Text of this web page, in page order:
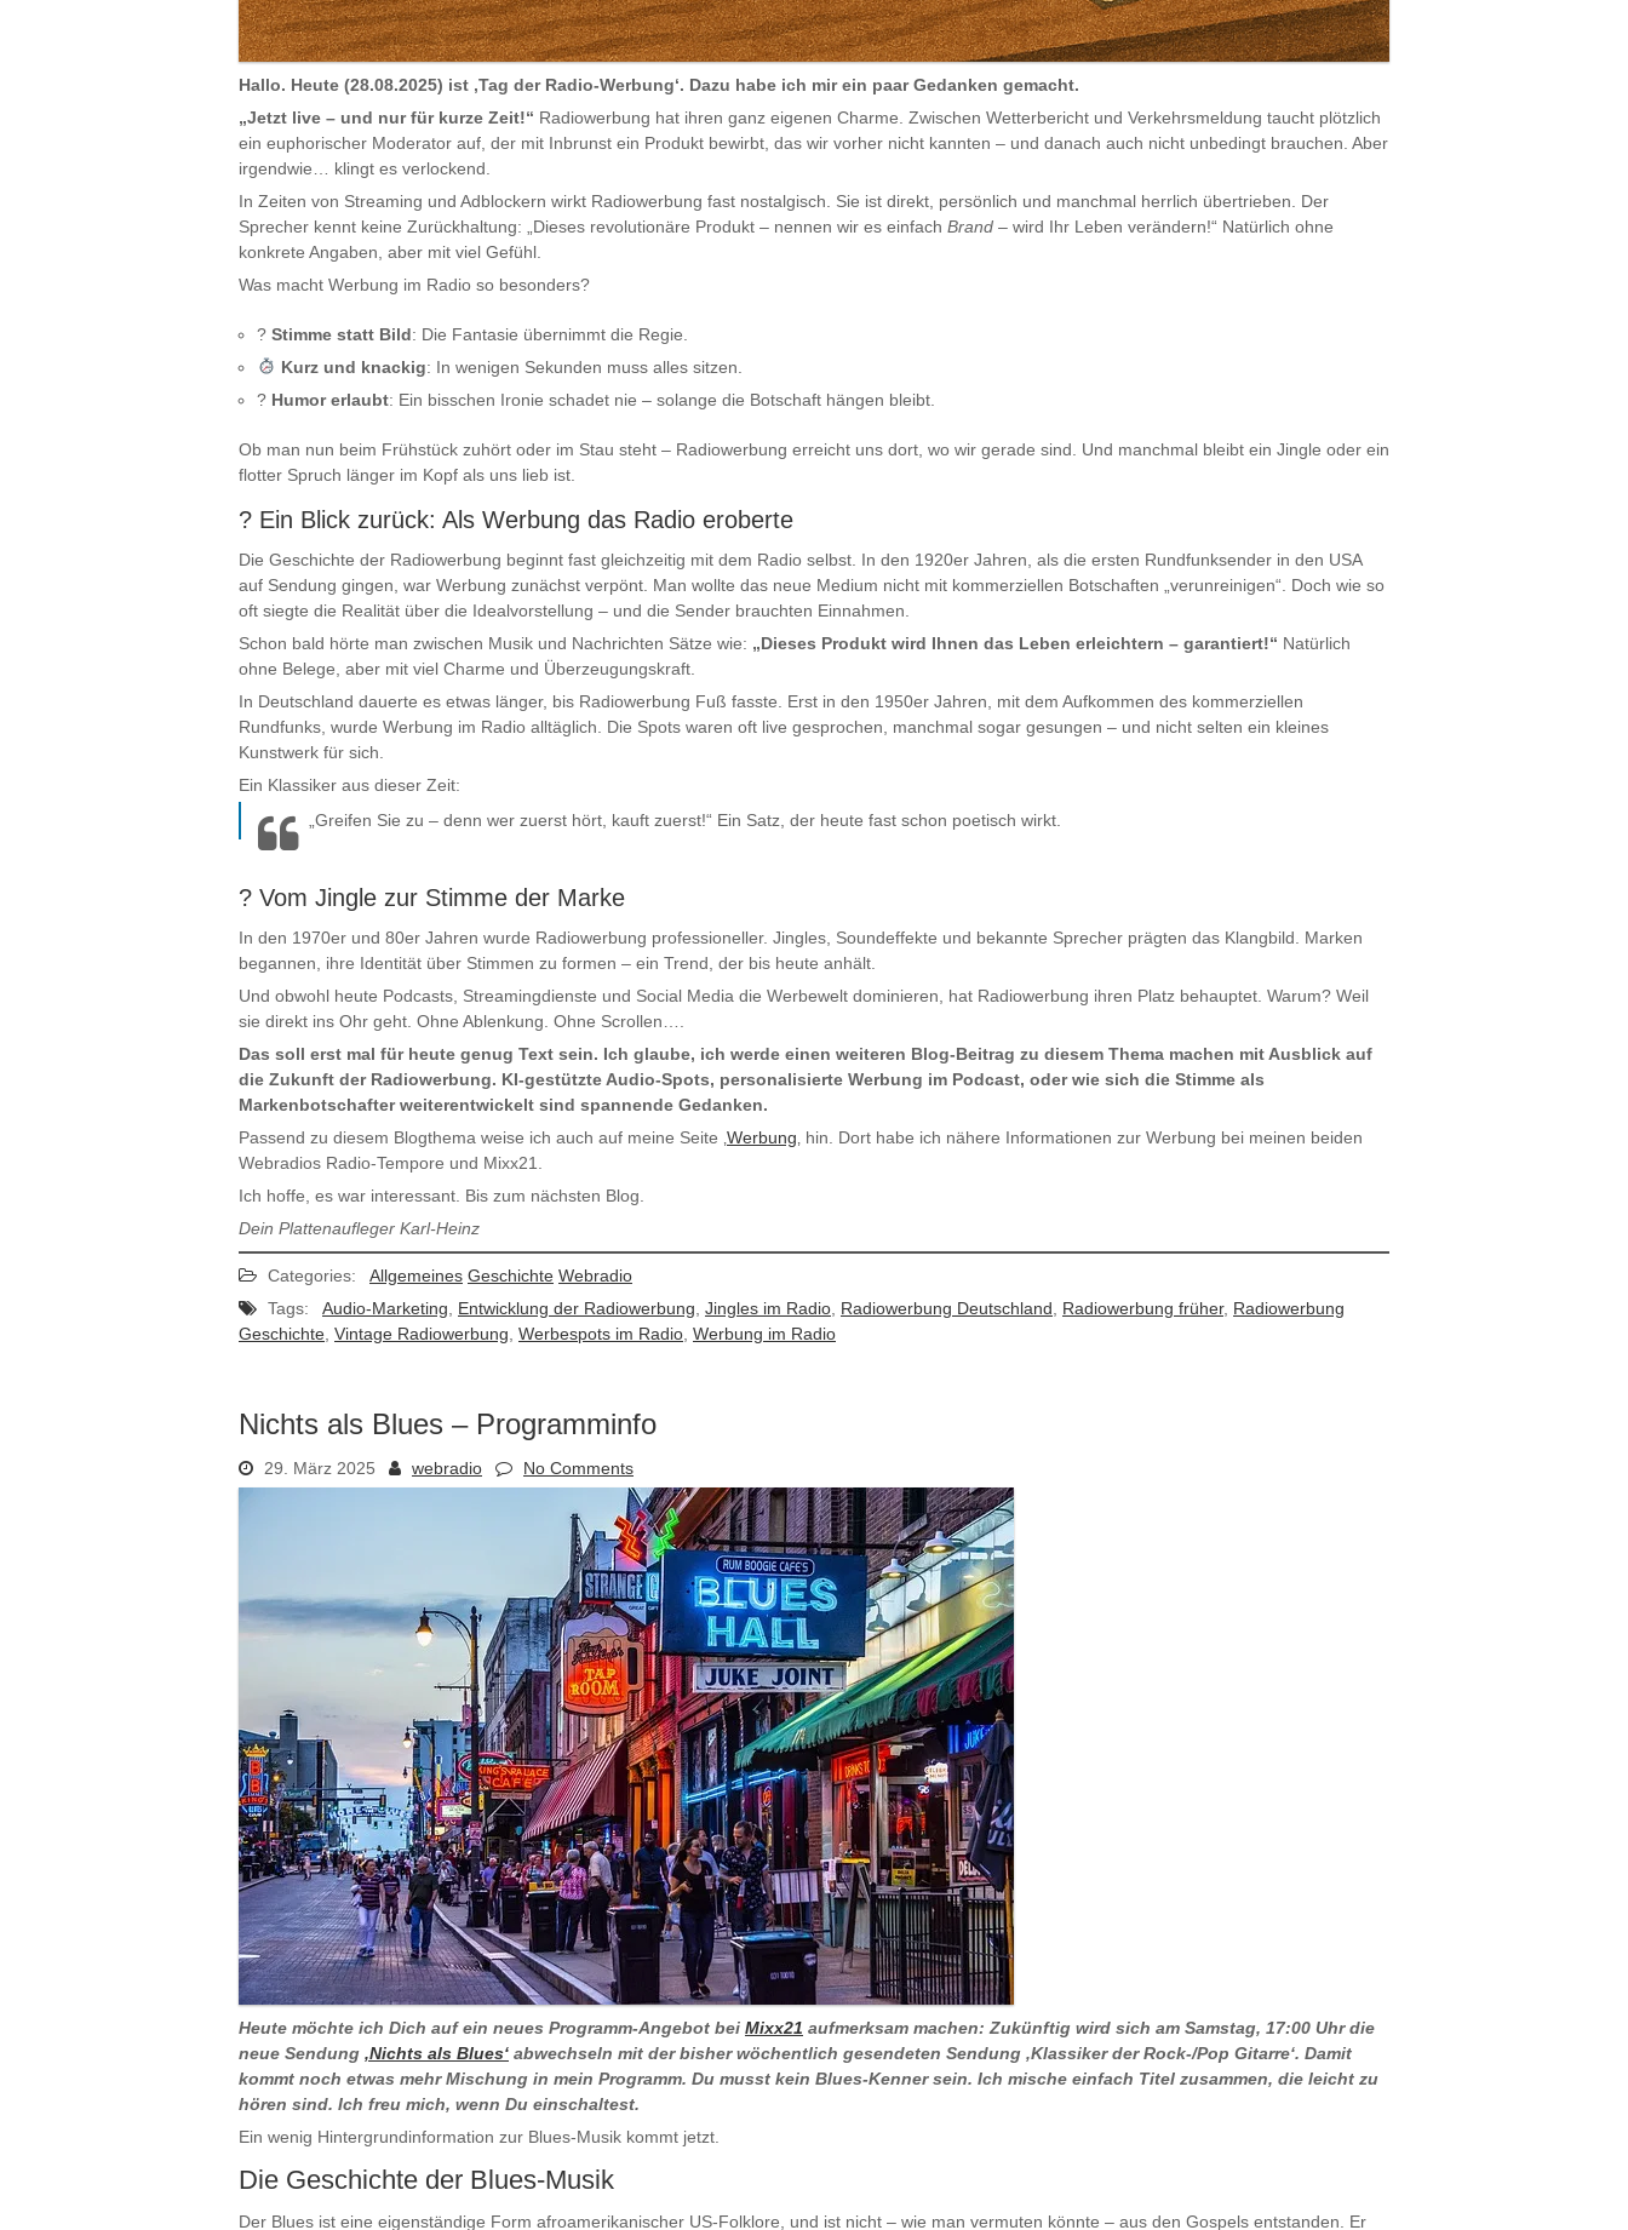
Hallo. Heute (28.08.2025) ist ‚Tag der Radio-Werbung‘. Dazu habe ich mir ein paar Gedanken gemacht.
„Jetzt live – und nur für kurze Zeit!“ Radiowerbung hat ihren ganz eigenen Charme. Zwischen Wetterbericht und Verkehrsmeldung taucht plötzlich
ein euphorischer Moderator auf, der mit Inbrunst ein Produkt bewirbt, das wir vorher nicht kannten – und danach auch nicht unbedingt brauchen. Aber
irgendwie… klingt es verlockend.
In Zeiten von Streaming und Adblockern wirkt Radiowerbung fast nostalgisch. Sie ist direkt, persönlich und manchmal herrlich übertrieben. Der
Sprecher kennt keine Zurückhaltung: „Dieses revolutionäre Produkt – nennen wir es einfach Brand – wird Ihr Leben verändern!“ Natürlich ohne
konkrete Angaben, aber mit viel Gefühl.
Was macht Werbung im Radio so besonders?
?️ Stimme statt Bild: Die Fantasie übernimmt die Regie.
Kurz und knackig: In wenigen Sekunden muss alles sitzen.
? Humor erlaubt: Ein bisschen Ironie schadet nie – solange die Botschaft hängen bleibt.
Ob man nun beim Frühstück zuhört oder im Stau steht – Radiowerbung erreicht uns dort, wo wir gerade sind. Und manchmal bleibt ein Jingle oder ein
flotter Spruch länger im Kopf als uns lieb ist.
? Ein Blick zurück: Als Werbung das Radio eroberte
Die Geschichte der Radiowerbung beginnt fast gleichzeitig mit dem Radio selbst. In den 1920er Jahren, als die ersten Rundfunksender in den USA
auf Sendung gingen, war Werbung zunächst verpönt. Man wollte das neue Medium nicht mit kommerziellen Botschaften „verunreinigen“. Doch wie so
oft siegte die Realität über die Idealvorstellung – und die Sender brauchten Einnahmen.
Schon bald hörte man zwischen Musik und Nachrichten Sätze wie: „Dieses Produkt wird Ihnen das Leben erleichtern – garantiert!“ Natürlich
ohne Belege, aber mit viel Charme und Überzeugungskraft.
In Deutschland dauerte es etwas länger, bis Radiowerbung Fuß fasste. Erst in den 1950er Jahren, mit dem Aufkommen des kommerziellen
Rundfunks, wurde Werbung im Radio alltäglich. Die Spots waren oft live gesprochen, manchmal sogar gesungen – und nicht selten ein kleines
Kunstwerk für sich.
Ein Klassiker aus dieser Zeit:
„Greifen Sie zu – denn wer zuerst hört, kauft zuerst!“ Ein Satz, der heute fast schon poetisch wirkt.
?️ Vom Jingle zur Stimme der Marke
In den 1970er und 80er Jahren wurde Radiowerbung professioneller. Jingles, Soundeffekte und bekannte Sprecher prägten das Klangbild. Marken
begannen, ihre Identität über Stimmen zu formen – ein Trend, der bis heute anhält.
Und obwohl heute Podcasts, Streamingdienste und Social Media die Werbewelt dominieren, hat Radiowerbung ihren Platz behauptet. Warum? Weil
sie direkt ins Ohr geht. Ohne Ablenkung. Ohne Scrollen….
Das soll erst mal für heute genug Text sein. Ich glaube, ich werde einen weiteren Blog-Beitrag zu diesem Thema machen mit Ausblick auf
die Zukunft der Radiowerbung. KI-gestützte Audio-Spots, personalisierte Werbung im Podcast, oder wie sich die Stimme als
Markenbotschafter weiterentwickelt sind spannende Gedanken.
Passend zu diesem Blogthema weise ich auch auf meine Seite ‚ Werbung ‚ hin. Dort habe ich nähere Informationen zur Werbung bei meinen beiden
Webradios Radio-Tempore und Mixx21.
Ich hoffe, es war interessant. Bis zum nächsten Blog.
Dein Plattenaufleger Karl-Heinz
Categories: Allgemeines Geschichte Webradio
Tags:
Audio-Marketing Entwicklung der Radiowerbung Jingles im Radio Radiowerbung Deutschland Radiowerbung früher, Radiowerbung
Geschichte Vintage Radiowerbung Werbespots im Radio Werbung im Radio
Nichts als Blues – Programminfo
29. März 2025 webradio No Comments
Heute möchte ich Dich auf ein neues Programm-Angebot bei Mixx21 aufmerksam machen: Zukünftig wird sich am Samstag, 17:00 Uhr die
neue Sendung ‚Nichts als Blues‘ abwechseln mit der bisher wöchentlich gesendeten Sendung ‚Klassiker der Rock-/Pop Gitarre‘. Damit
kommt noch etwas mehr Mischung in mein Programm. Du musst kein Blues-Kenner sein. Ich mische einfach Titel zusammen, die leicht zu
hören sind. Ich freu mich, wenn Du einschaltest.
Ein wenig Hintergrundinformation zur Blues-Musik kommt jetzt.
Die Geschichte der Blues-Musik
Der Blues ist eine eigenständige Form afroamerikanischer US-Folklore, und ist nicht – wie man vermuten könnte – aus den Gospels entstanden. Er